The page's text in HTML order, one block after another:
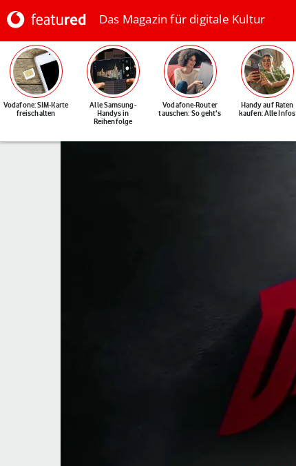
Das Magazin für digitale Kultur
Vodafone: SIM-Karte
freischalten
Alle Samsung-
Handys in
Reihenfolge
Vodafone-Router
tauschen: So geht's
Handy auf Raten
kaufen: Alle Infos